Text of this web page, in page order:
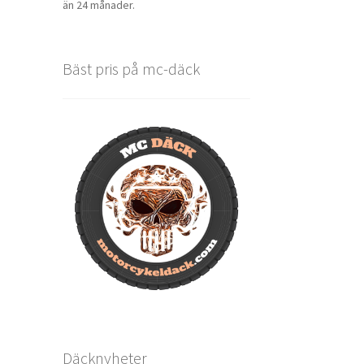
än 24 månader.
Bäst pris på mc-däck
Däcknyheter